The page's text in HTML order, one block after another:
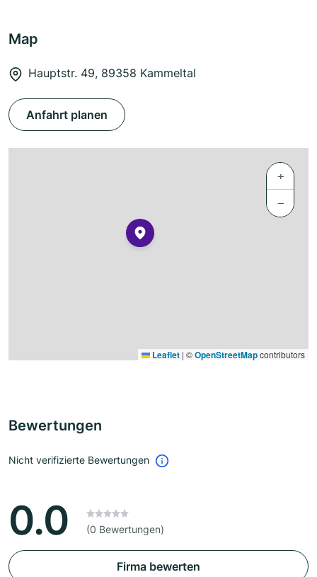
Map
Hauptstr. 49, 89358 Kammeltal
Anfahrt planen
+
−
Leaflet | ©OpenStreetMapcontributors
Bewertungen
Nicht verifizierte Bewertungen
0.0 (0 Bewertungen)
Firma bewerten